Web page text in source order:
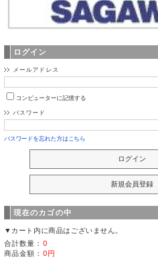
ログイン
メールアドレス
コンピューターに記憶する
パスワード
パスワードを忘れた方はこちら
現在のカゴの中
▼カート内に商品はございません。
合計数量： 0
商品金額： 0円